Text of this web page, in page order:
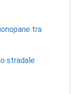
tra
stradale